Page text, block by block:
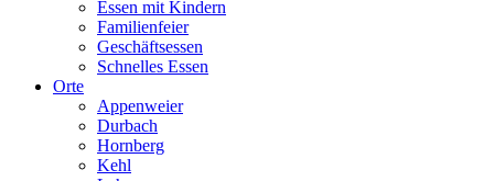
Essen mit Kindern
Familienfeier
Geschäftsessen
Schnelles Essen
Orte
Appenweier
Durbach
Hornberg
Kehl